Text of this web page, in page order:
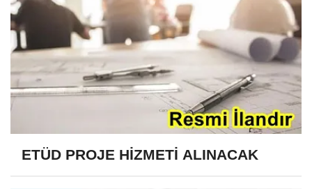
ETÜD PROJE HİZMETİ ALINACAK